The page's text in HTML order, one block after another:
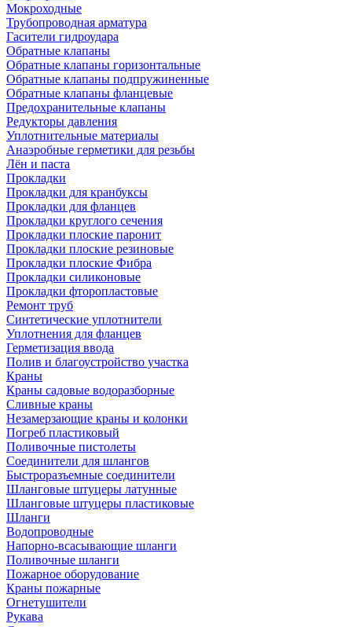
Мокроходные
Трубопроводная арматура
Гасители гидроудара
Обратные клапаны
Обратные клапаны горизонтальные
Обратные клапаны подпружиненные
Обратные клапаны фланцевые
Предохранительные клапаны
Редукторы давления
Уплотнительные материалы
Анаэробные герметики для резьбы
Лён и паста
Прокладки
Прокладки для кранбуксы
Прокладки для фланцев
Прокладки круглого сечения
Прокладки плоские паронит
Прокладки плоские резиновые
Прокладки плоские Фибра
Прокладки силиконовые
Прокладки фторопластовые
Ремонт труб
Синтетические уплотнители
Уплотнения для фланцев
Герметизация ввода
Полив и благоустройство участка
Краны
Краны садовые водоразборные
Сливные краны
Незамерзающие краны и колонки
Погреб пластиковый
Поливочные пистолеты
Соединители для шлангов
Быстроразъемные соединители
Шланговые штуцеры латунные
Шланговые штуцеры пластиковые
Шланги
Водопроводные
Напорно-всасывающие шланги
Поливочные шланги
Пожарное оборудование
Краны пожарные
Огнетушители
Рукава